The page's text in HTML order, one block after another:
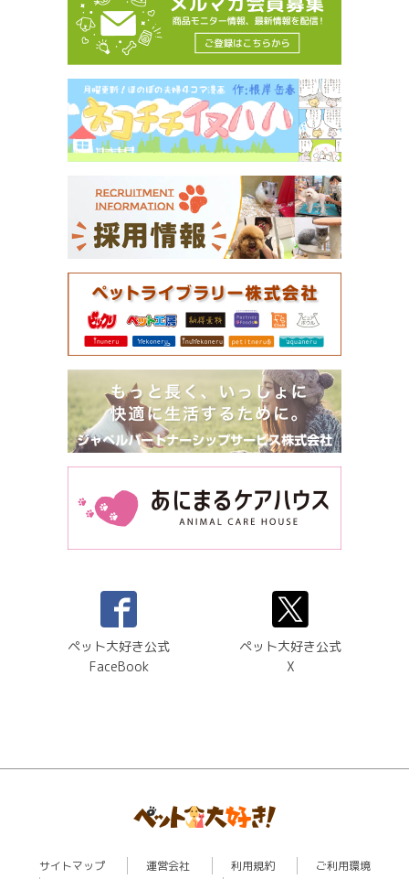
ペット大好き公式
FaceBook
ペット大好き公式
X
サイトマップ 運営会社 利用規約
ご利用環境